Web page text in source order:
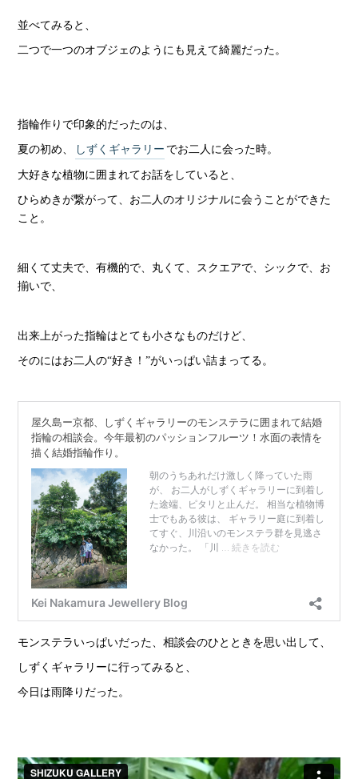
並べてみると、
二つで一つのオブジェのようにも見えて綺麗だった。
指輪作りで印象的だったのは、
夏の初め、 しずくギャラリー でお二人に会った時。
大好きな植物に囲まれてお話をしていると、
ひらめきが繋がって、お二人のオリジナルに会うことができた
こと。
細くて丈夫で、有機的で、丸くて、スクエアで、シックで、お
揃いで、
出来上がった指輪はとても小さなものだけど、
そのにはお二人の“好き！”がいっぱい詰まってる。
モンステラいっぱいだった、相談会のひとときを思い出して、
しずくギャラリーに行ってみると、
今日は雨降りだった。